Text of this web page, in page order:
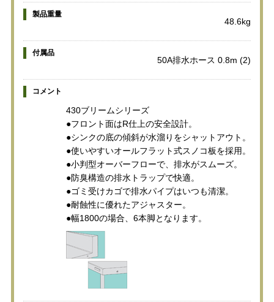
製品重量
48.6kg
付属品
50A排水ホース 0.8m (2)
コメント
430ブリームシリーズ
●フロント面はR仕上の安全設計。
●シンクの底の傾斜が水溜りをシャットアウト。
●使いやすいオールフラット式スノコ板を採用。
●小判型オーバーフローで、排水がスムーズ。
●防臭構造の排水トラップで快適。
●ゴミ受けカゴで排水パイプはいつも清潔。
●耐蝕性に優れたアジャスター。
●幅1800の場合、6本脚となります。